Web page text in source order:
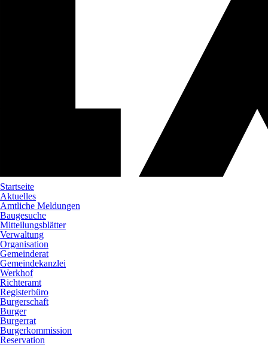
Startseite
Aktuelles
Amtliche Meldungen
Baugesuche
Mitteilungsblätter
Verwaltung
Organisation
Gemeinderat
Gemeindekanzlei
Werkhof
Richteramt
Registerbüro
Burgerschaft
Burger
Burgerrat
Burgerkommission
Reservation